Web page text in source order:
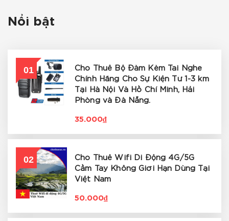
Nổi bật
01
Cho Thuê Bộ Đàm Kèm Tai Nghe
Chính Hãng Cho Sự Kiện Từ 1-3 km
Tại Hà Nội Và Hồ Chí Minh, Hải
Phòng và Đà Nẵng.
35.000₫
02
Cho Thuê Wifi Di Động 4G/5G
Cầm Tay Không Giới Hạn Dùng Tại
Việt Nam
50.000₫